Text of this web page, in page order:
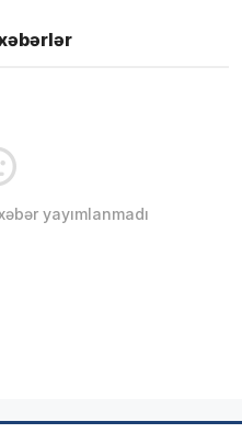
yayımlanmadı